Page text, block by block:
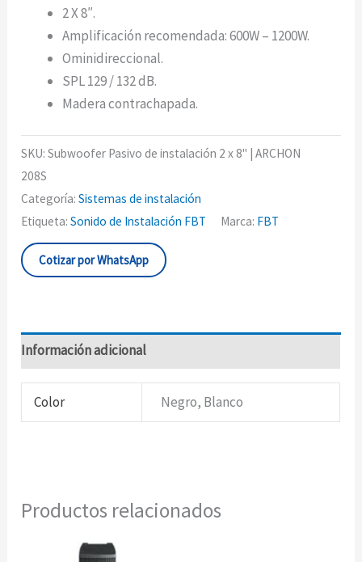
2 X 8″.
Amplificación recomendada: 600W – 1200W.
Ominidireccional.
SPL 129 / 132 dB.
Madera contrachapada.
SKU:Subwoofer Pasivo de instalación 2 x 8" | ARCHON
208S
Categoría:Sistemas de instalación
Etiqueta:Sonido de Instalación FBT Marca: FBT
Cotizar por WhatsApp
Información adicional
Color Negro, Blanco
Productos relacionados